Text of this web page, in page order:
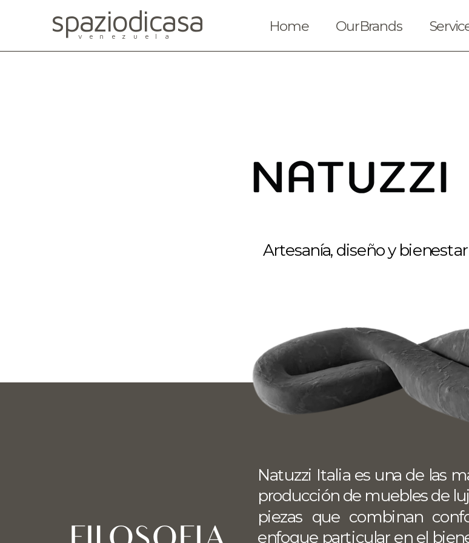
IconicPiece
s
Artesanía, diseño y bienestar
Natuzzi Italia es una de las
producción de muebles de
piezas que combinan
enfoque particular en el
Home OurBrands
spaziodicasa
venezuela